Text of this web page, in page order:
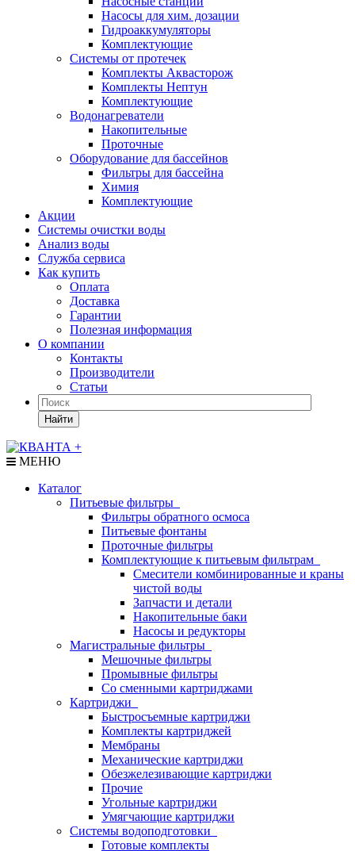
Насосы для хим. дозации
Гидроаккумуляторы
Комплектующие
Системы от протечек
Комплекты Аквасторож
Комплекты Нептун
Комплектующие
Водонагреватели
Накопительные
Проточные
Оборудование для бассейнов
Фильтры для бассейна
Химия
Комплектующие
Акции
Системы очистки воды
Анализ воды
Служба сервиса
Как купить
Оплата
Доставка
Гарантии
Полезная информация
О компании
Контакты
Производители
Статьи
Найти
МЕНЮ
Каталог
Питьевые фильтры
Фильтры обратного осмоса
Питьевые фонтаны
Проточные фильтры
Комплектующие к питьевым фильтрам
Смесители комбинированные и краны
чистой воды
Запчасти и детали
Накопительные баки
Насосы и редукторы
Магистральные фильтры
Мешочные фильтры
Промывные фильтры
Со сменными картриджами
Картриджи
Быстросъемные картриджи
Комплекты картриджей
Мембраны
Механические картриджи
Обезжелезивающие картриджи
Прочие
Угольные картриджи
Умягчающие картриджи
Системы водоподготовки
Готовые комплекты